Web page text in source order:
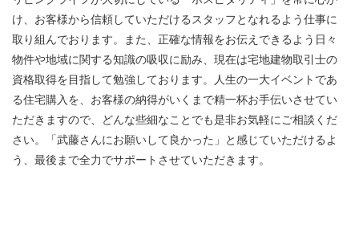
け、お客様から信頼していただけるスタッフとなれるよう仕事に
取り組んでおります。また、正確な情報をお伝えできるよう日々
物件や地域に関する知識の吸収に励み、現在は宅地建物取引士の
資格取得を目指して勉強しております。人生の一大イベントであ
る住宅購入を、お客様の納得がいくまで精一杯お手伝いさせてい
ただきますので、どんな些細なことでも是非お気軽にご相談くだ
さい。「武藤さんにお願いして良かった」と感じていただけるよ
う、最後まで全力でサポートさせていただきます。